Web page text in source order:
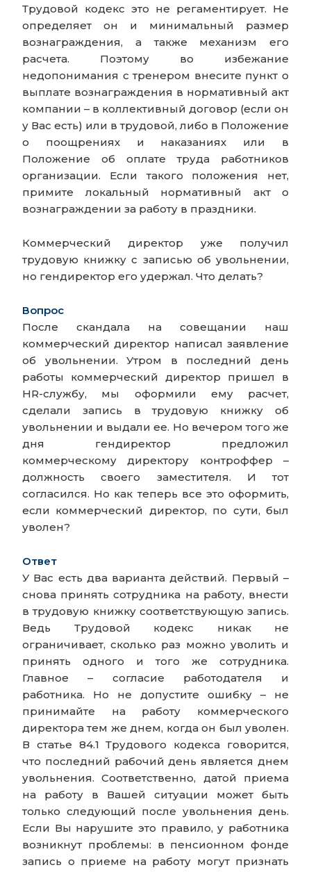
Трудовой кодекс это не регаментирует. Не
определяет он и минимальный размер
вознаграждения, а также механизм его
расчета. Поэтому во избежание
недопонимания с тренером внесите пункт о
выплате вознаграждения в нормативный акт
компании – в коллективный договор (если он
у Вас есть) или в трудовой, либо в Положение
о поощрениях и наказаниях или в
Положение об оплате труда работников
организации. Если такого положения нет,
примите локальный нормативный акт о
вознаграждении за работу в праздники.
Коммерческий директор уже получил
трудовую книжку с записью об увольнении,
но гендиректор его удержал. Что делать?
Вопрос
После скандала на совещании наш
коммерческий директор написал заявление
об увольнении. Утром в последний день
работы коммерческий директор пришел в
HR-службу, мы оформили ему расчет,
сделали запись в трудовую книжку об
увольнении и выдали ее. Но вечером того же
дня гендиректор предложил
коммерческому директору контроффер –
должность своего заместителя. И тот
согласился. Но как теперь все это оформить,
если коммерческий директор, по сути, был
уволен?
Ответ
У Вас есть два варианта действий. Первый –
снова принять сотрудника на работу, внести
в трудовую книжку соответствующую запись.
Ведь Трудовой кодекс никак не
ограничивает, сколько раз можно уволить и
принять одного и того же сотрудника.
Главное – согласие работодателя и
работника. Но не допустите ошибку – не
принимайте на работу коммерческого
директора тем же днем, когда он был уволен.
В статье 84.1 Трудового кодекса говорится,
что последний рабочий день является днем
увольнения. Соответственно, датой приема
на работу в Вашей ситуации может быть
только следующий после увольнения день.
Если Вы нарушите это правило, у работника
возникнут проблемы: в пенсионном фонде
запись о приеме на работу могут признать